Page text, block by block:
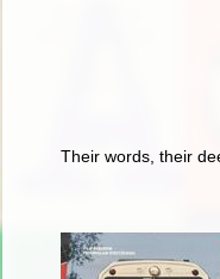
Their words, their